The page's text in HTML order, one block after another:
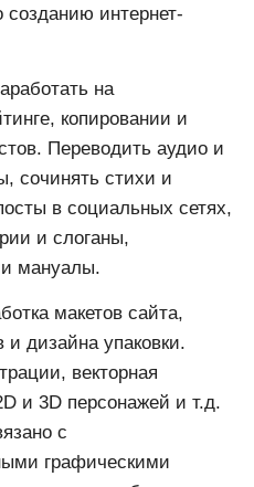
созданию интернет-
на
копировании и
Переводить аудио и
сочинять стихи и
в социальных сетях,
и слоганы,
мануалы.
макетов сайта,
и дизайна упаковки.
векторная
и 3D персонажей и т.д.
с
графическими